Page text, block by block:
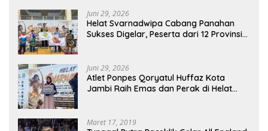
Juni 29, 2026
Helat Svarnadwipa Cabang Panahan
Sukses Digelar, Peserta dari 12 Provinsi
Juni 29, 2026
Atlet Ponpes Qoryatul Huffaz Kota
Jambi Raih Emas dan Perak di Helat
Maret 17, 2019